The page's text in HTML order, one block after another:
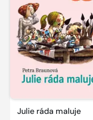
Julie ráda maluje